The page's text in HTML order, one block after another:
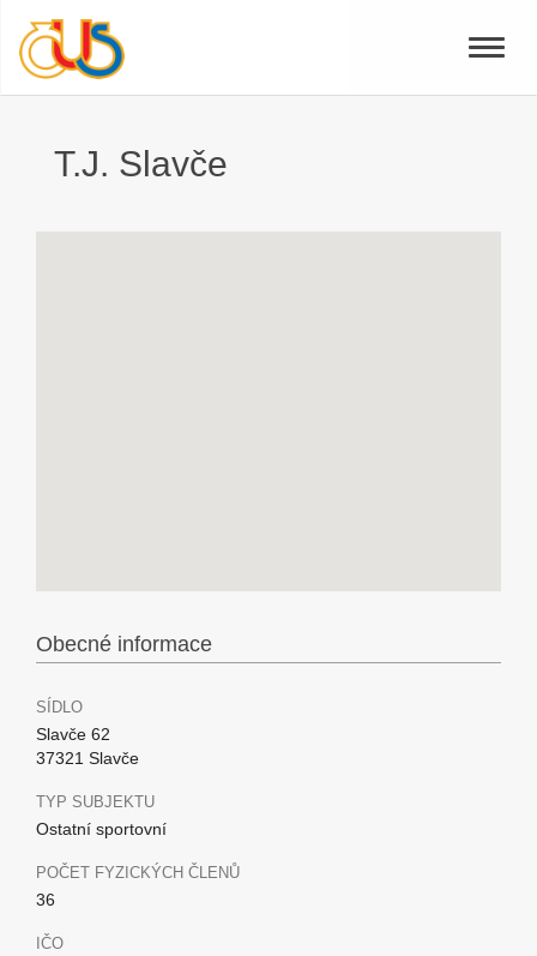
Toggle
T.J. Slavče
Obecné informace
SÍDLO
Slavče 62
37321 Slavče
TYP SUBJEKTU
Ostatní sportovní
POČET FYZICKÝCH ČLENŮ
36
IČO